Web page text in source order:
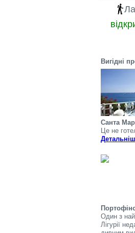
Вигідні
Санта
Це не
Один з
Лігурії